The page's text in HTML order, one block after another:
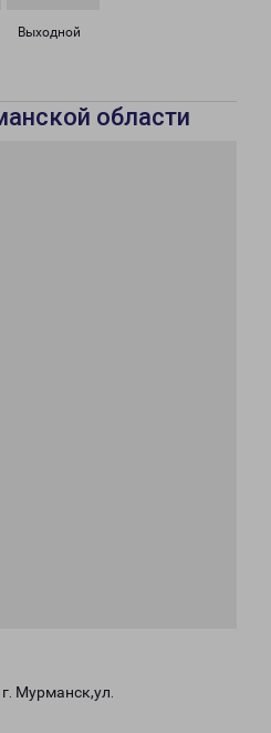
Выходной
области
Мурманск,ул.